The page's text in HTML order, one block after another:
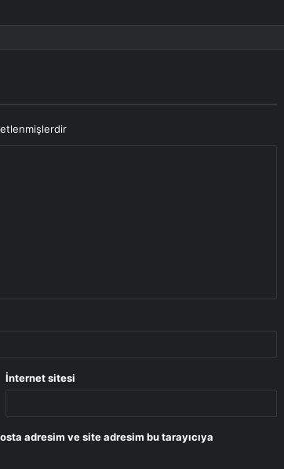
İnternet sitesi
adresim ve site adresim bu tarayıcıya